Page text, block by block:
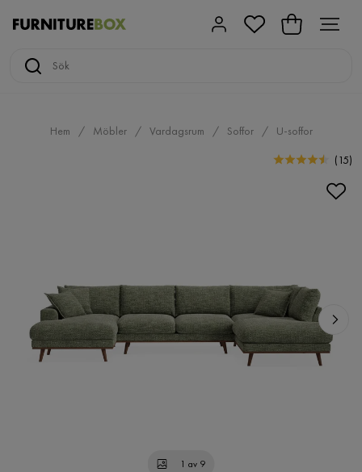
Hem Möbler Vardagsrum Soffor
U-soffor
(15)
1 av 9